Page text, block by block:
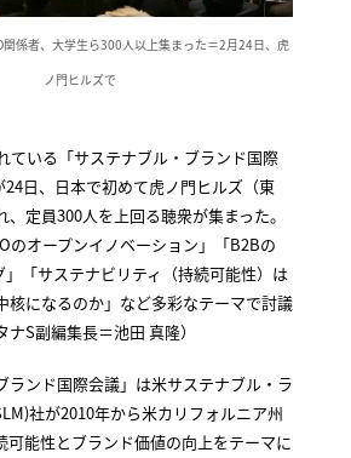
関係者、大学生ら300人以上集まった＝2月24日、虎
ノ門ヒルズで
ている「サステナブル・ブランド国際
24日、日本で初めて虎ノ門ヒルズ（東
定員300人を上回る聴衆が集まった。
のオープンイノベーション」「B2Bの
」「サステナビリティ（持続可能性）は
核になるのか」など多彩なテーマで討議
S副編集長＝池田 真隆）
ランド国際会議」は米サステナブル・ラ
社が2010年から米カリフォルニア州
可能性とブランド価値の向上をテーマに